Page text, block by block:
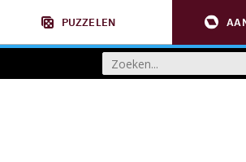
PUZZELEN